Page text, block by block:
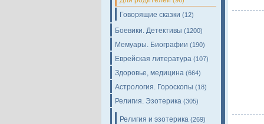
Говорящие сказки (12)
Боевики. Детективы (1200)
Мемуары. Биографии (190)
Еврейская литература (107)
Здоровье, медицина (664)
Астрология. Гороскопы (18)
Религия. Эзотерика (305)
Религия и эзотерика (269)